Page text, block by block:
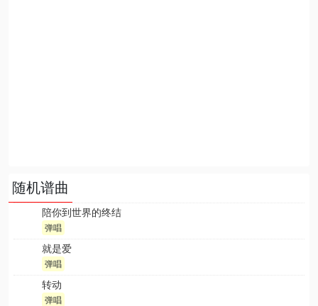
随机谱曲
陪你到世界的终结
弹唱
就是爱
弹唱
转动
弹唱